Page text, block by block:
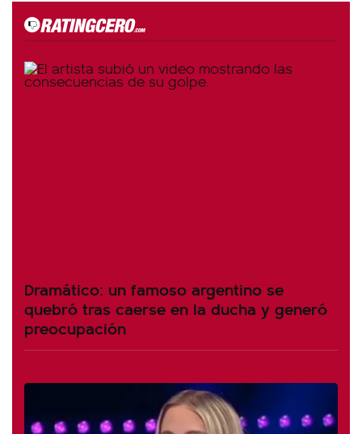
Dramático: un famoso argentino se
quebró tras caerse en la ducha y generó
preocupación